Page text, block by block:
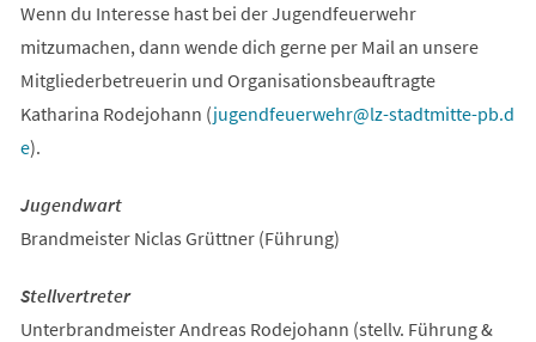
Wenn du Interesse hast bei der Jugendfeuerwehr
mitzumachen, dann wende dich gerne per Mail an unsere
Mitgliederbetreuerin und Organisationsbeauftragte
Katharina Rodejohann (jugendfeuerwehr lz-stadtmitte-pb d
e).
Jugendwart
Brandmeister Niclas Grüttner (Führung)
Stellvertreter
Unterbrandmeister Andreas Rodejohann (stellv. Führung &